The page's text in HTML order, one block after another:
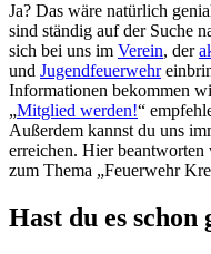
Ja? Das wäre natürlich
sind ständig auf der Suche
sich bei uns im Verein, der
und Jugendfeuerwehr
Informationen bekommen
„Mitglied werden!“
Außerdem kannst du uns
erreichen. Hier beantworten
zum Thema „Feuerwehr
Hast du es schon